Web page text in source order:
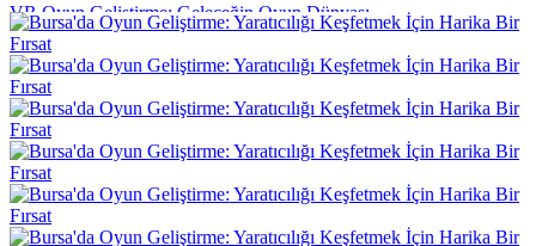
VR Oyun Geliştirme: Geleceğin Oyun Dünyası
Oyun Geliştiricileri İçin Geri Bildirim Toplama Stratejileri
SEO Resim Optimizasyonu: Web Siteleriniz İçin Önemli Bir Adım
Oyun UI Tasarımı: Kullanıcı Deneyimini En Üst Düzeye Çıkarmak
İçin Yaratıcı Çözümler
Kullanıcı Yorumları Yönetimi: Dijital Dünyada Markalar için
Önemli Bir Adım